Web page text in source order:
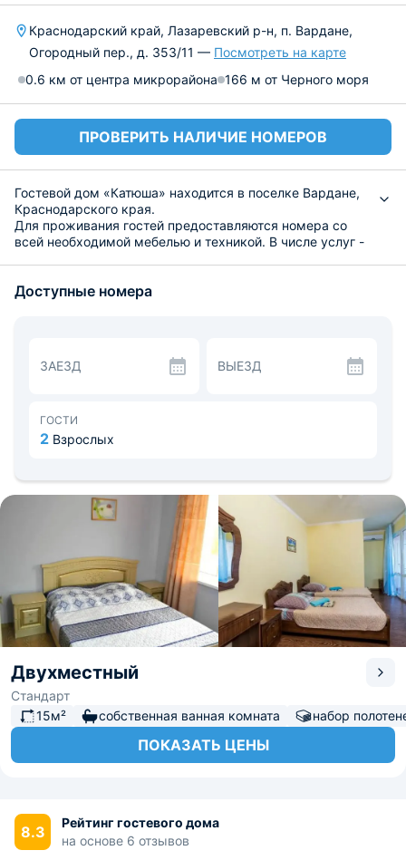
Краснодарский край, Лазаревский р-н, п. Вардане,
Огородный пер., д. 353/11 — Посмотреть на карте
0.6 км от центра микрорайона 166 м от Черного моря
ПРОВЕРИТЬ НАЛИЧИЕ НОМЕРОВ
Гостевой дом «Катюша» находится в поселке Вардане,
Краснодарского края.
Для проживания гостей предоставляются номера со
всей необходимой мебелью и техникой. В числе услуг -
настольные игры и теннис. Во дворе есть бассейн,
Расстояние до аэропорта — 45.3 км, до ж/д вокзала —
Доступные номера
ЗАЕЗД ВЫЕЗД
ГОСТИ
2 Взрослых
Двухместный
Стандарт
15м²
собственная ванная комната набор
ПОКАЗАТЬ ЦЕНЫ
8.3
Рейтинг гостевого дома
на основе 6 отзывов